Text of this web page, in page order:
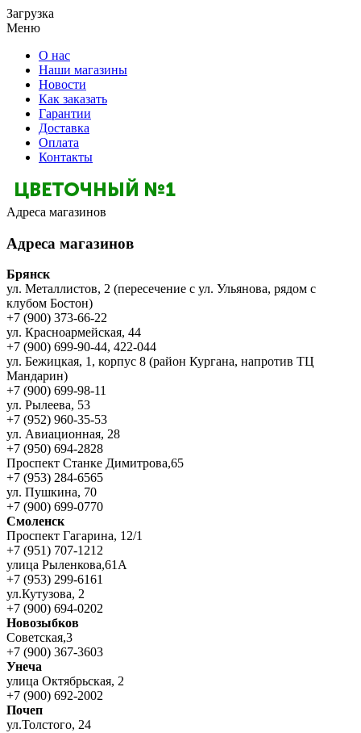
Загрузка
Меню
О нас
Наши магазины
Новости
Как заказать
Гарантии
Доставка
Оплата
Контакты
Адреса магазинов
Адреса магазинов
Брянск
ул. Металлистов, 2 (пересечение с ул. Ульянова, рядом с
клубом Бостон)
+7 (900) 373-66-22
ул. Красноармейская, 44
+7 (900) 699-90-44, 422-044
ул. Бежицкая, 1, корпус 8 (район Кургана, напротив ТЦ
Мандарин)
+7 (900) 699-98-11
ул. Рылеева, 53
+7 (952) 960-35-53
ул. Авиационная, 28
+7 (950) 694-2828
Проспект Станке Димитрова,65
+7 (953) 284-6565
ул. Пушкина, 70
+7 (900) 699-0770
Смоленск
Проспект Гагарина, 12/1
+7 (951) 707-1212
улица Рыленкова,61А
+7 (953) 299-6161
ул.Кутузова, 2
+7 (900) 694-0202
Новозыбков
Советская,3
+7 (900) 367-3603
Унеча
улица Октябрьская, 2
+7 (900) 692-2002
Почеп
ул.Толстого, 24